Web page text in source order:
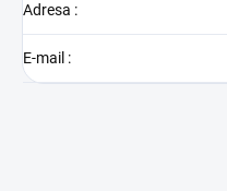
Adresa :
E-mail :